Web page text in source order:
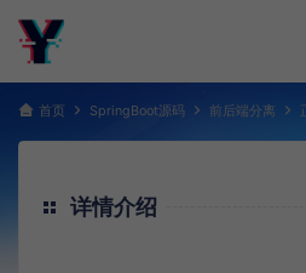
首页 SpringBoot源码 前后端分离
详情介绍